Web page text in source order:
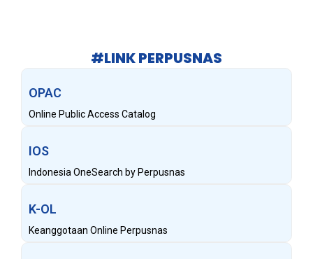
#LINK PERPUSNAS
OPAC
Online Public Access Catalog
IOS
Indonesia OneSearch by Perpusnas
K-OL
Keanggotaan Online Perpusnas